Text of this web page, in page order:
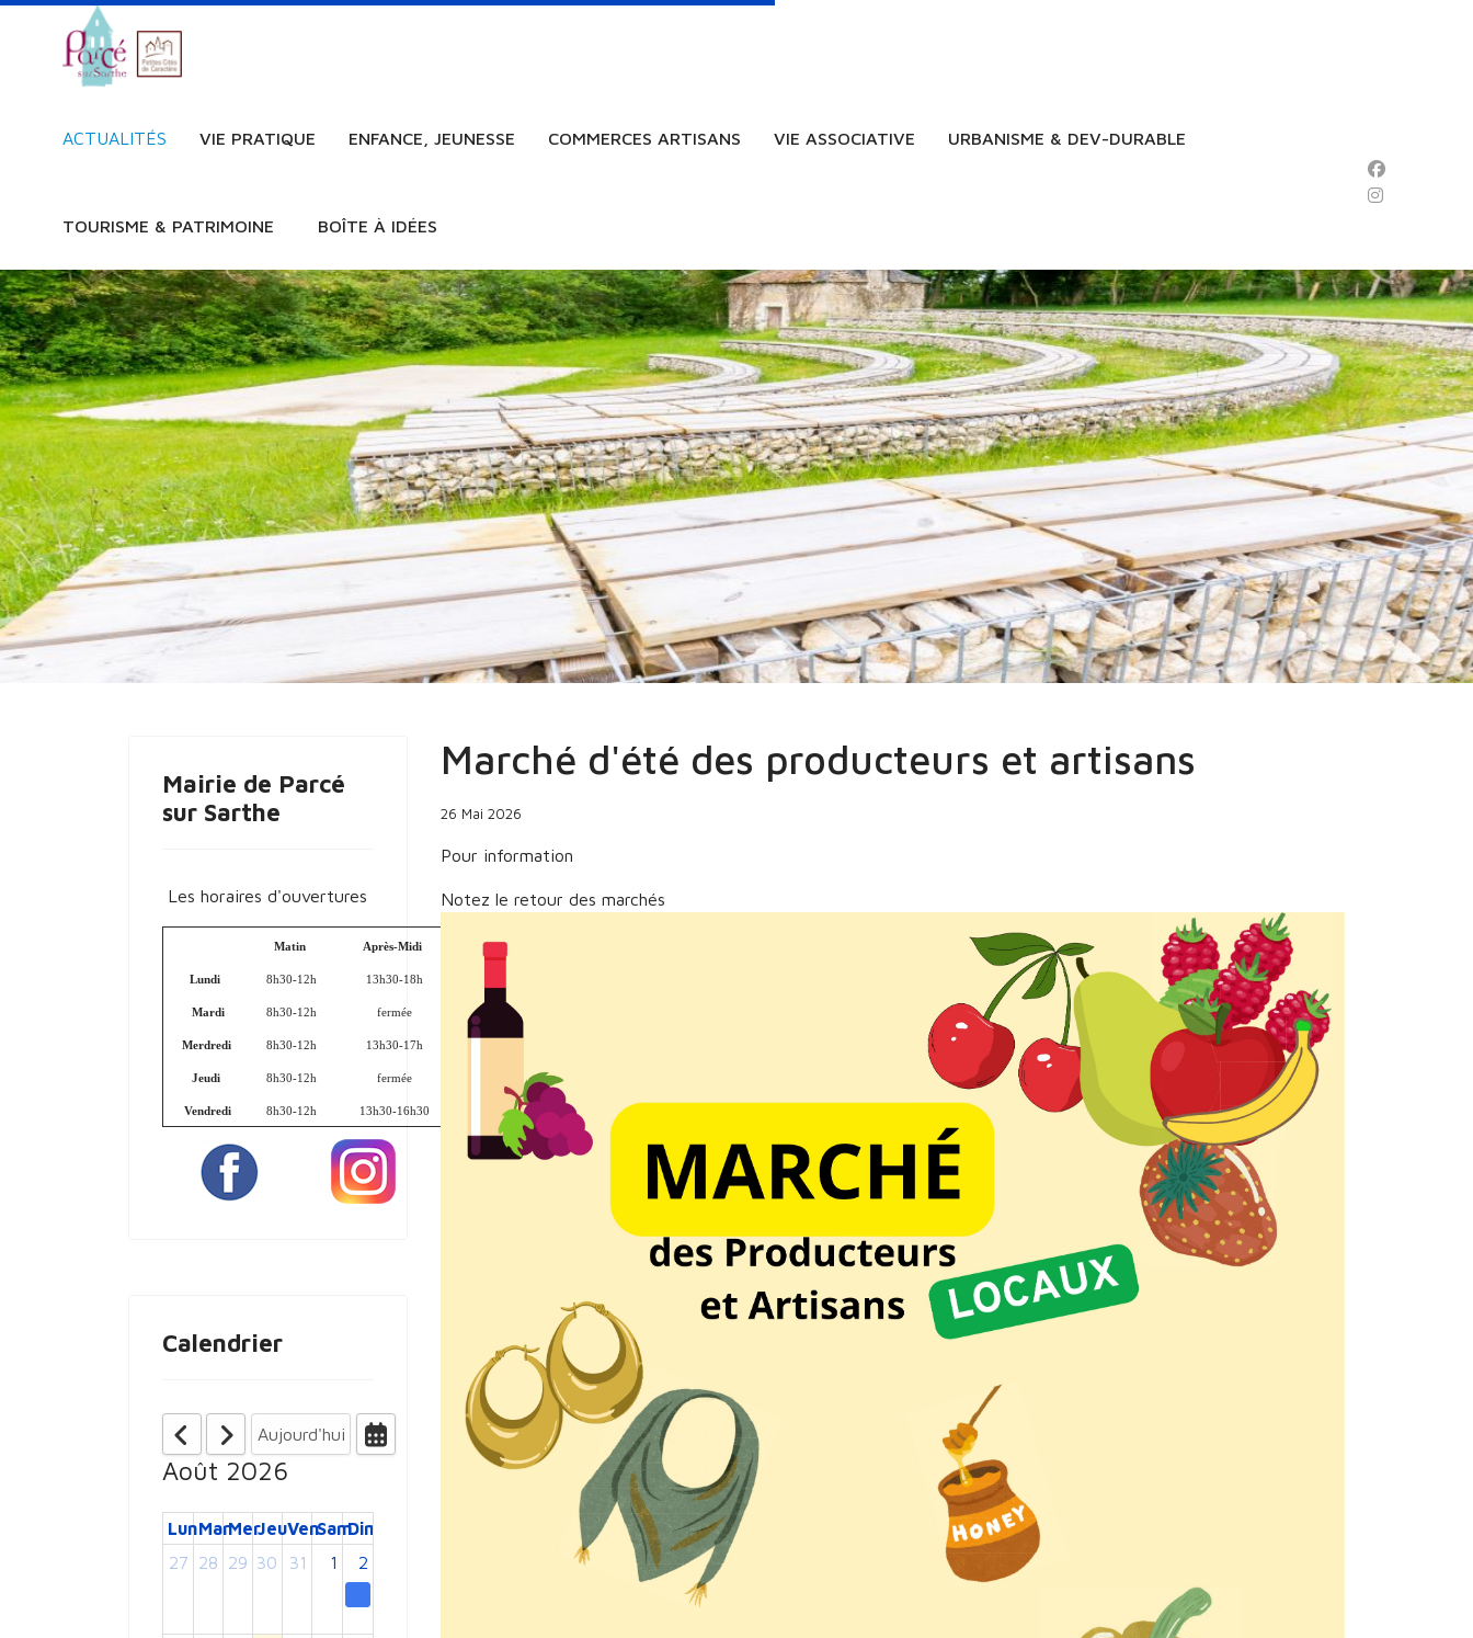
ACTUALITÉS VIE PRATIQUE ENFANCE, JEUNESSE COMMERCES ARTISANS VIE ASSOCIATIVE URBANISME & DEV-DURABLE
TOURISME & PATRIMOINE BOÎTE À IDÉES
Vous êtes ici : Marché d'été des producteurs et artisans
Mairie de Parcé
sur Sarthe
Les horaires d'ouvertures
Matin Après-Midi
Lundi 8h30-12h 13h30-18h
Mardi 8h30-12h fermée
Merdredi 8h30-12h 13h30-17h
Jeudi 8h30-12h fermée
Vendredi 8h30-12h 13h30-16h30
Calendrier
Aujourd'hui
Août 2026
LunMarMerJeuVenSamDim
27
28 29 30 31 1 2
Marché d'été des producteurs et artisans
26 Mai 2026
Pour information
Notez le retour des marchés